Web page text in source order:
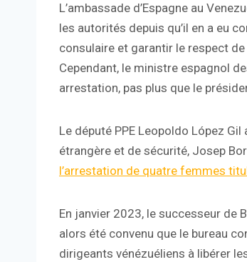
L’ambassade d’Espagne au
les autorités depuis qu’il en a eu
consulaire et garantir le respect
Cependant, le ministre espagnol
arrestation, pas plus que le
Le député PPE Leopoldo López
étrangère et de sécurité, Josep
l’arrestation de quatre femmes
En janvier 2023, le successeur de
alors été convenu que le bureau
dirigeants vénézuéliens à libérer